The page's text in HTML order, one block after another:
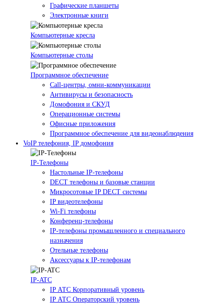
Графические планшеты
Электронные книги
Компьютерные кресла
Компьютерные столы
Программное обеспечение
Call-центры, омни-коммуникации
Антивирусы и безопасность
Домофония и СКУД
Операционные системы
Офисные приложения
Программное обеспечение для видеонаблюдения
VoIP телефония, IP домофония
IP-Телефоны
Настольные IP-телефоны
DECT телефоны и базовые станции
Микросотовые IP DECT системы
IP видеотелефоны
Wi-Fi телефоны
Конференц-телефоны
IP-телефоны промышленного и специального
назначения
Отельные телефоны
Аксессуары к IP-телефонам
IP-ATC
IP АТС Корпоративный уровень
IP АТС Операторский уровень